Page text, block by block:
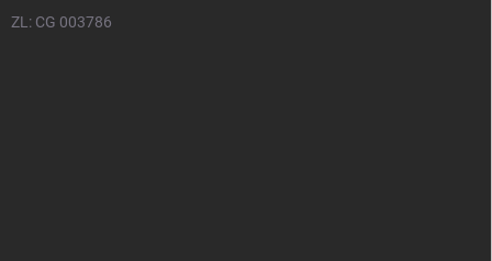
ZL: CG 003786